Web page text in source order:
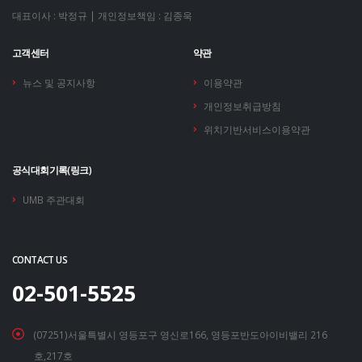
대표이사 : 박정규 | 개인정보책임 : 김종욱
고객센터
뉴스 및 공지사항
약관
이용약관
개인정보취급방침
위치기반서비스이용약관
공식대회기록(링크)
UMB 주관대회
CONTACT US
02-501-5525
(07251)서울특별시 영등포구 영신로166, 영등포반도아이비밸리 216
호,217호